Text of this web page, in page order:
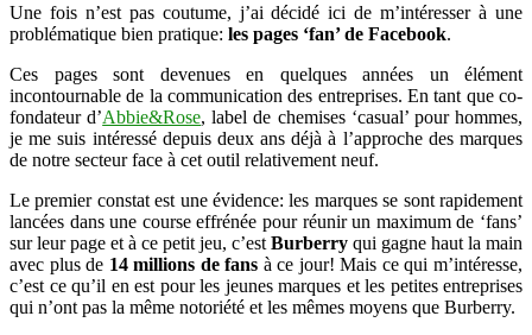
Une fois n’est pas coutume, j’ai décidé ici de m’intéresser à une
problématique bien pratique: les pages ‘fan’ de Facebook.
Ces pages sont devenues en quelques années un élément
incontournable de la communication des entreprises. En tant que co-
fondateur d’Abbie&Rose, label de chemises ‘casual’ pour hommes,
je me suis intéressé depuis deux ans déjà à l’approche des marques
de notre secteur face à cet outil relativement neuf.
Le premier constat est une évidence: les marques se sont rapidement
lancées dans une course effrénée pour réunir un maximum de ‘fans’
sur leur page et à ce petit jeu, c’est Burberry qui gagne haut la main
avec plus de 14 millions de fans à ce jour! Mais ce qui m’intéresse,
c’est ce qu’il en est pour les jeunes marques et les petites entreprises
qui n’ont pas la même notoriété et les mêmes moyens que Burberry.